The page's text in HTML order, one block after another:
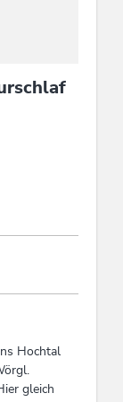
Bau- &
durch
Einsatz
Hochtal
gleich